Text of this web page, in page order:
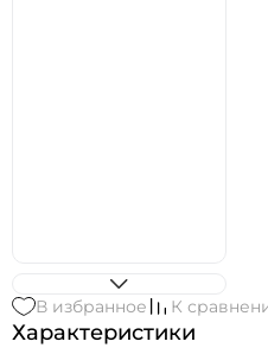
В избранное К
Характеристики